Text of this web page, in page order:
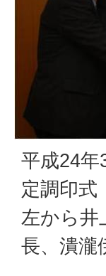
平成24年
定調印式
左から井
長、潰瀧